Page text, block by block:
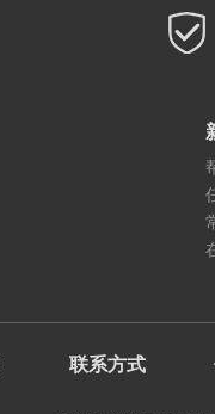
联系方式